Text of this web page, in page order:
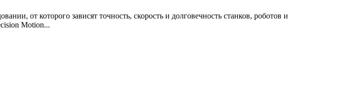
от которого зависят точность, скорость и долговечность станков, роботов и
Motion...